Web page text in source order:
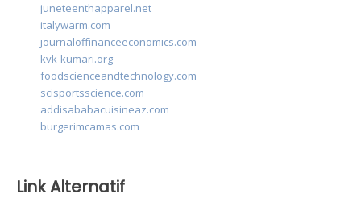
juneteenthapparel.net
italywarm.com
journaloffinanceeconomics.com
kvk-kumari.org
foodscienceandtechnology.com
scisportsscience.com
addisababacuisineaz.com
burgerimcamas.com
Link Alternatif